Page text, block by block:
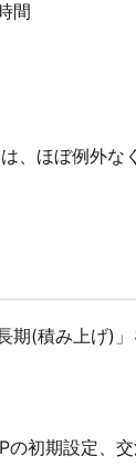
間
、ほぼ例外
(積み上げ)」
初期設定、